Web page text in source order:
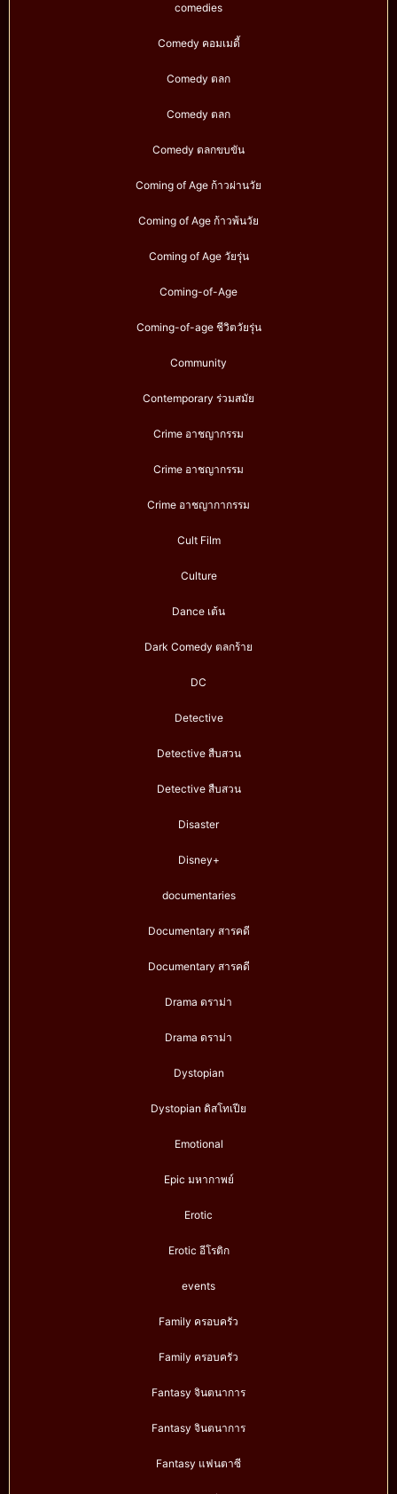
comedies
Comedy คอมเมดี้
Comedy ตลก
Comedy ตลก
Comedy ตลกขบขัน
Coming of Age ก้าวผ่านวัย
Coming of Age ก้าวพ้นวัย
Coming of Age วัยรุ่น
Coming-of-Age
Coming-of-age ชีวิตวัยรุ่น
Community
Contemporary ร่วมสมัย
Crime อาชญากรรม
Crime อาชญากรรม
Crime อาชญากากรรม
Cult Film
Culture
Dance เต้น
Dark Comedy ตลกร้าย
DC
Detective
Detective สืบสวน
Detective สืบสวน
Disaster
Disney+
documentaries
Documentary สารคดี
Documentary สารคดี
Drama ดราม่า
Drama ดราม่า
Dystopian
Dystopian ดิสโทเปีย
Emotional
Epic มหากาพย์
Erotic
Erotic อีโรติก
events
Family ครอบครัว
Family ครอบครัว
Fantasy จินตนาการ
Fantasy จินตนาการ
Fantasy แฟนตาซี